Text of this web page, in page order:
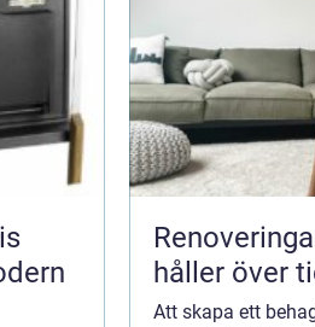
håller över
Att skapa ett